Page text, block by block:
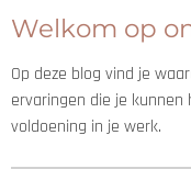
Welkom op
Op deze blog vind je
ervaringen die je
voldoening in je werk.